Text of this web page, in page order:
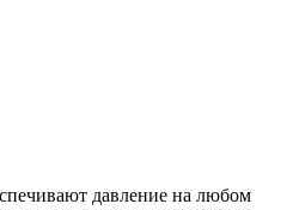
давление на любом